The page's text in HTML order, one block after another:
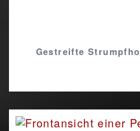
Gestreifte